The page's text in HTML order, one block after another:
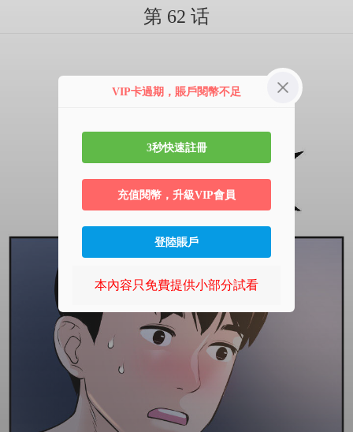
第 62 话
VIP卡過期，賬戶閱幣不足
3秒快速註冊
充值閱幣，升級VIP會員
登陸賬戶
本內容只免費提供小部分試看